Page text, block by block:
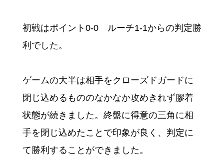
初戦はポイント0-0 ルーチ1-1からの判定勝
利でした。
ゲームの大半は相手をクローズドガードに
閉じ込めるもののなかなか攻めきれず膠着
状態が続きました。終盤に得意の三角に相
手を閉じ込めたことで印象が良く、判定に
て勝利することができました。